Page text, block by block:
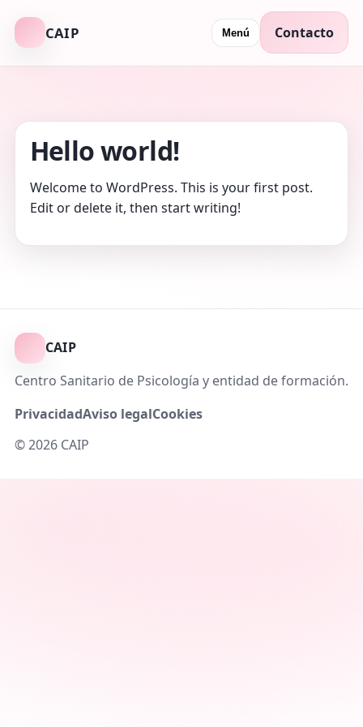
CAIP Menú Contacto
Hello world!
Welcome to WordPress. This is your first post.
Edit or delete it, then start writing!
CAIP
Centro Sanitario de Psicología y entidad de formación.
PrivacidadAviso legalCookies
©2026CAIP